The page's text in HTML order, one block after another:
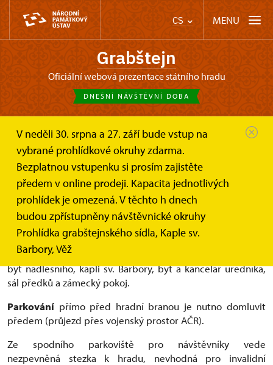
CS MENU
Grabštejn
oficiální webová prezentace státního hradu
DNEŠNÍ NÁVŠTĚVNÍ DOBA
V neděli 30. srpna a 27. září bude vstup na
vybrané prohlídkové okruhy zdarma.
Bezplatnou vstupenku si prosím zajistěte
předem v online prodeji. Kapacita jednotlivých
prohlídek je omezená. V těchto h dnech
budou zpřístupněny návštěvnické okruhy
Prohlídka grabštejnského sídla, Kaple sv.
Barbory, Věž
Grabštejn
Informace pro návštěvníky
Návštěvníci se speciálními...
Přístupnost objektu pro osoby
s omezením pohybu :
Po domluvě předem a zajištění vlastní asistence lze využít
výtah a handicapovaný návštěvník si tak může prohlédnout
byt nadlesního, kapli sv. Barbory, byt a kancelář úředníka,
sál předků a zámecký pokoj.
Parkování přímo před hradní branou je nutno domluvit
předem (průjezd přes vojenský prostor AČR).
Ze spodního parkoviště pro návštěvníky vede
nezpevněná stezka k hradu, nevhodná pro invalidní